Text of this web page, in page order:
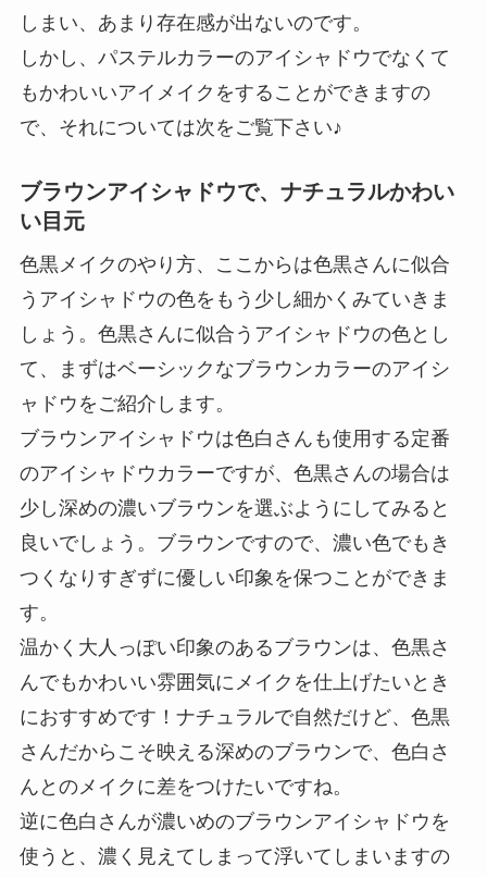
しまい、あまり存在感が出ないのです。
しかし、パステルカラーのアイシャドウでなくて
もかわいいアイメイクをすることができますの
で、それについては次をご覧下さい♪
ブラウンアイシャドウで、ナチュラルかわい
い目元
色黒メイクのやり方、ここからは色黒さんに似合
うアイシャドウの色をもう少し細かくみていきま
しょう。色黒さんに似合うアイシャドウの色とし
て、まずはベーシックなブラウンカラーのアイシ
ャドウをご紹介します。
ブラウンアイシャドウは色白さんも使用する定番
のアイシャドウカラーですが、色黒さんの場合は
少し深めの濃いブラウンを選ぶようにしてみると
良いでしょう。ブラウンですので、濃い色でもき
つくなりすぎずに優しい印象を保つことができま
す。
温かく大人っぽい印象のあるブラウンは、色黒さ
んでもかわいい雰囲気にメイクを仕上げたいとき
におすすめです！ナチュラルで自然だけど、色黒
さんだからこそ映える深めのブラウンで、色白さ
んとのメイクに差をつけたいですね。
逆に色白さんが濃いめのブラウンアイシャドウを
使うと、濃く見えてしまって浮いてしまいますの